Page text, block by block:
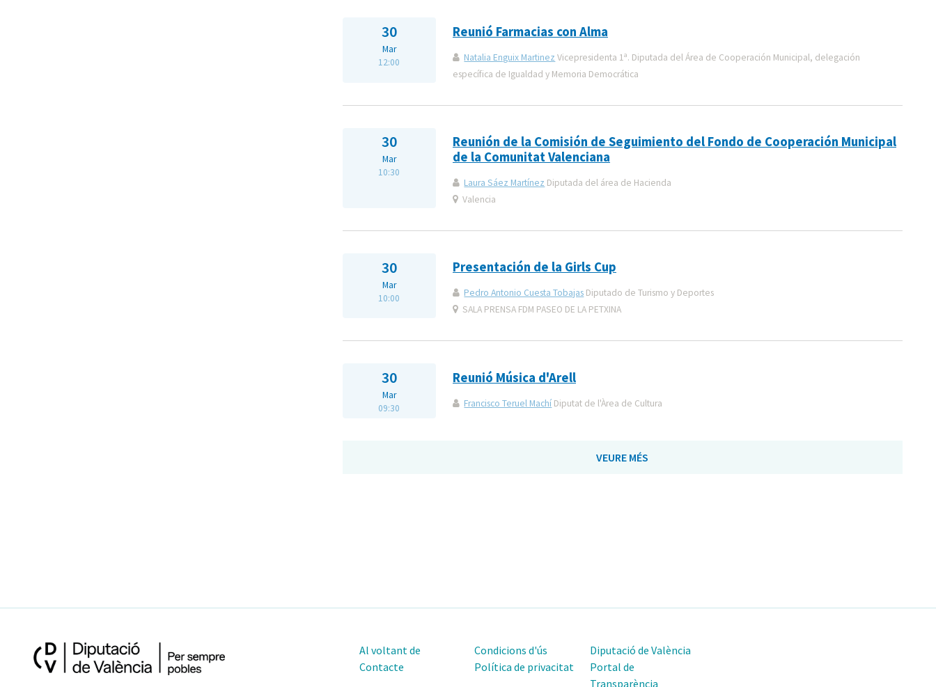
30
Mar
12:00
Reunió Farmacias con Alma
Natalia Enguix Martinez Vicepresidenta 1ª. Diputada del Área de Cooperación Municipal, delegación
específica de Igualdad y Memoria Democrática
30
Mar
10:30
Reunión de la Comisión de Seguimiento del Fondo de Cooperación Municipal
de la Comunitat Valenciana
Laura Sáez Martínez Diputada del área de Hacienda
Valencia
30
Mar
10:00
Presentación de la Girls Cup
Pedro Antonio Cuesta Tobajas Diputado de Turismo y Deportes
SALA PRENSA FDM PASEO DE LA PETXINA
30
Mar
09:30
Reunió Música d'Arell
Francisco Teruel Machí Diputat de l'Àrea de Cultura
VEURE MÉS
Al voltant de
Contacte
Condicions d'ús
Política de privacitat
Diputació de València
Portal de
Transparència